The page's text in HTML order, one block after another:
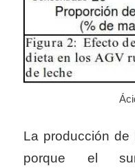
La producción de
porque el